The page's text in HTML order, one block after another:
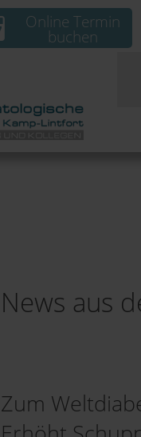
Online Termin
buchen
News aus
Zum